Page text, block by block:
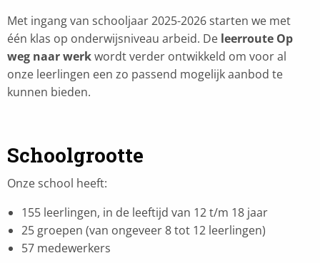
Met ingang van schooljaar 2025-2026 starten we met
één klas op onderwijsniveau arbeid. De leerroute Op
weg naar werkwordt verder ontwikkeld om voor al
onze leerlingen een zo passend mogelijk aanbod te
kunnen bieden.
Schoolgrootte
Onze school heeft:
155 leerlingen, in de leeftijd van 12 t/m 18 jaar
25 groepen (van ongeveer 8 tot 12 leerlingen)
57 medewerkers